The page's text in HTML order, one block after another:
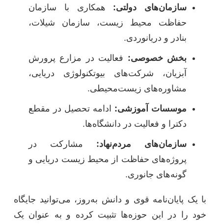
سازمان‌های دولتی: همکاری با سازمان
حفاظت محیط زیست، سازمان شیلات،
بنادر و دریانوردی.
بخش خصوصی: فعالیت در مزارع پرورش
آبزیان، شرکت‌های بیوتکنولوژی دریایی،
مشاوره‌های زیست‌محیطی.
موسسات آموزشی: ادامه تحصیل در مقطع
دکترا و فعالیت در دانشگاه‌ها.
سازمان‌های مردم‌نهاد: مشارکت در
پروژه‌های حفاظت از محیط زیست دریایی و
گونه‌های جانوری.
با یک پایان‌نامه قوی و دانش به‌روز، می‌توانید جایگاه
خود را در این حوزه‌ها تثبیت کرده و به عنوان یک